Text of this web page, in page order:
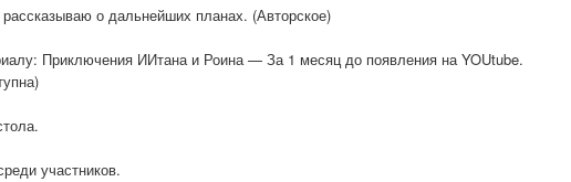
о дальнейших планах. (Авторское)
Приключения ИИтана и Роина — За 1 месяц до появления на YOUtube.
участников.